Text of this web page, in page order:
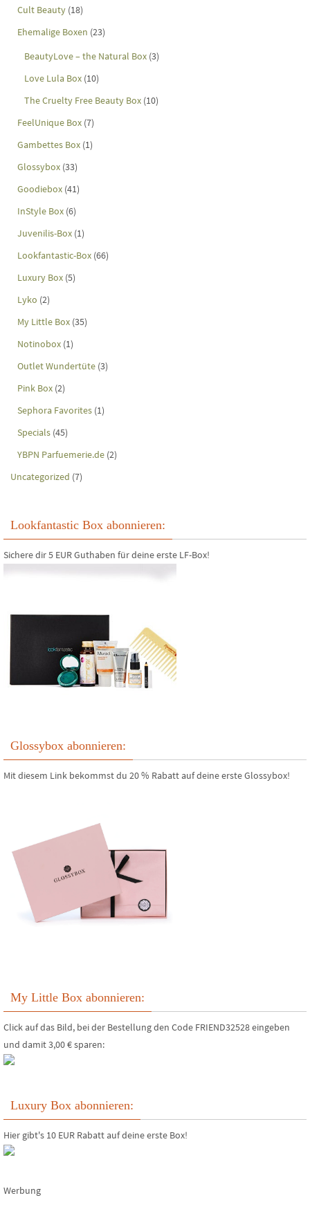
Cult Beauty (18)
Ehemalige Boxen (23)
BeautyLove – the Natural Box (3)
Love Lula Box (10)
The Cruelty Free Beauty Box (10)
FeelUnique Box (7)
Gambettes Box (1)
Glossybox (33)
Goodiebox (41)
InStyle Box (6)
Juvenilis-Box (1)
Lookfantastic-Box (66)
Luxury Box (5)
Lyko (2)
My Little Box (35)
Notinobox (1)
Outlet Wundertüte (3)
Pink Box (2)
Sephora Favorites (1)
Specials (45)
YBPN Parfuemerie.de (2)
Uncategorized (7)
Lookfantastic Box abonnieren:
Sichere dir 5 EUR Guthaben für deine erste LF-Box!
Glossybox abonnieren:
Mit diesem Link bekommst du 20 % Rabatt auf deine erste Glossybox!
My Little Box abonnieren:
Click auf das Bild, bei der Bestellung den Code FRIEND32528 eingeben
und damit 3,00 € sparen:
Luxury Box abonnieren:
Hier gibt's 10 EUR Rabatt auf deine erste Box!
Werbung